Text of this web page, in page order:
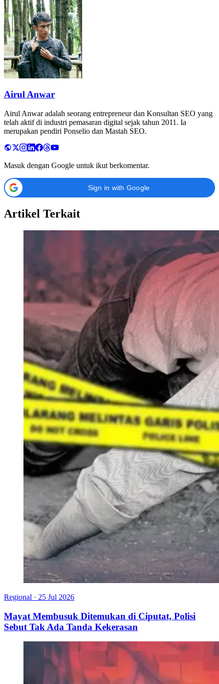
Airul Anwar
Airul Anwar adalah seorang entrepreneur dan Konsultan SEO yang
telah aktif di industri pemasaran digital sejak tahun 2011. Ia
merupakan pendiri Ponselio dan Mastah SEO.
Masuk dengan Google untuk ikut berkomentar.
Sign in with Google
Artikel Terkait
Regional · 25 Jul 2026
Mayat Membusuk Ditemukan di Ciputat, Polisi
Sebut Tak Ada Tanda Kekerasan